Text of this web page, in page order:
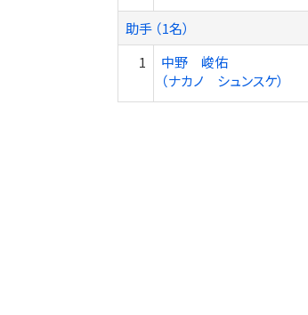
助手 （1名）
1
中野 峻佑
（ナカノ シュンスケ）